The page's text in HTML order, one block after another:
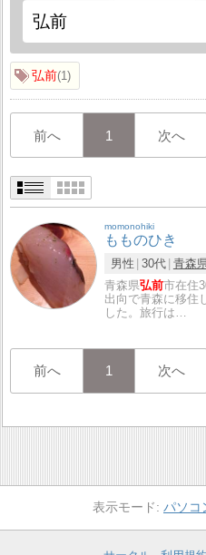
弘前 1
前へ 1 次へ
momonohiki
もものひき
男性 30代 青森
青森県弘前市在住
出向で青森に移住
した。旅行は…
前へ 1 次へ
パソコ